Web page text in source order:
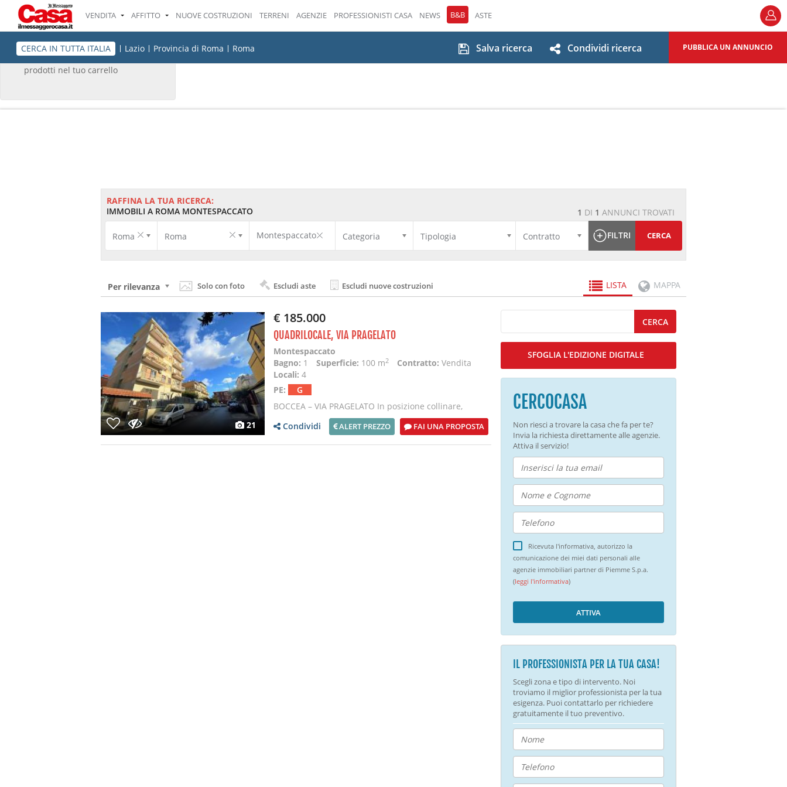
IL TUO CARRELLO
Non ci sono attualmente
prodotti nel tuo carrello
VENDITA AFFITTO NUOVE COSTRUZIONI TERRENI AGENZIE PROFESSIONISTI CASA NEWS B&B ASTE
PUBBLICA UN ANNUNCIO
CERCA IN TUTTA ITALIA Lazio Provincia di Roma Roma Condividi ricerca
Salva ricerca
RAFFINA LA TUA RICERCA:
IMMOBILI A ROMA MONTESPACCATO
1 DI 1 ANNUNCI TROVATI
Roma Roma Montespaccato Categoria Tipologia Contratto FILTRI CERCA
Per rilevanza LISTA MAPPA
Solo con foto Escludi aste Escludi nuove costruzioni
21
€ 185.000
QUADRILOCALE, VIA PRAGELATO
Montespaccato
Bagno: 1 Superficie: 100 m2 Contratto: Vendita
Locali: 4
PE:
G
BOCCEA – VIA PRAGELATO In posizione collinare,
contesto tranquillo, residenziale, silenzioso, ben co
Condividi ALERT PREZZO FAI UNA PROPOSTA
CERCA
SFOGLIA L'EDIZIONE DIGITALE
CERCOCASA
Non riesci a trovare la casa che fa per te?
Invia la richiesta direttamente alle agenzie.
Attiva il servizio!
Ricevuta l'informativa, autorizzo la
comunicazione dei miei dati personali alle
agenzie immobiliari partner di Piemme S.p.a.
(leggi l'informativa)
ATTIVA
IL PROFESSIONISTA PER LA TUA CASA!
Scegli zona e tipo di intervento. Noi
troviamo il miglior professionista per la tua
esigenza. Puoi contattarlo per richiedere
gratuitamente il tuo preventivo.